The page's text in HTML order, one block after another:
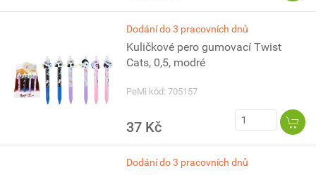
Dodání do 3 pracovních dnů
Kuličkové pero gumovací Twist
Cats, 0,5, modré
PeMi kód: 705157
37 Kč
Dodání do 3 pracovních dnů